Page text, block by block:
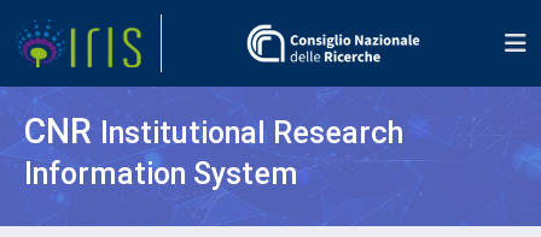
CNR Institutional Research
Information System